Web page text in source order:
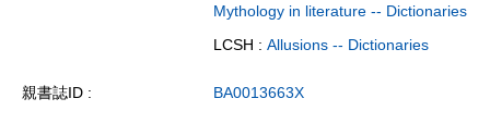
Mythology in literature -- Dictionaries
LCSH : Allusions -- Dictionaries
親書誌ID BA0013663X